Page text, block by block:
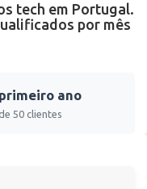
tech em Portugal.
por mês
ano
50 clientes